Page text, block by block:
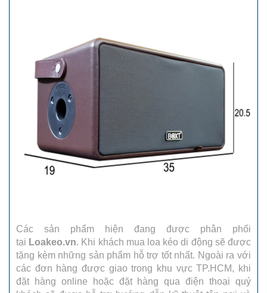
Các sản phẩm hiện đang được phân phối
tại Loakeo.vn. Khi khách mua loa kéo di động sẽ được
tặng kèm những sản phẩm hỗ trợ tốt nhất. Ngoài ra với
các đơn hàng được giao trong khu vực TP.HCM, khi
đặt hàng online hoặc đặt hàng qua điện thoại quý